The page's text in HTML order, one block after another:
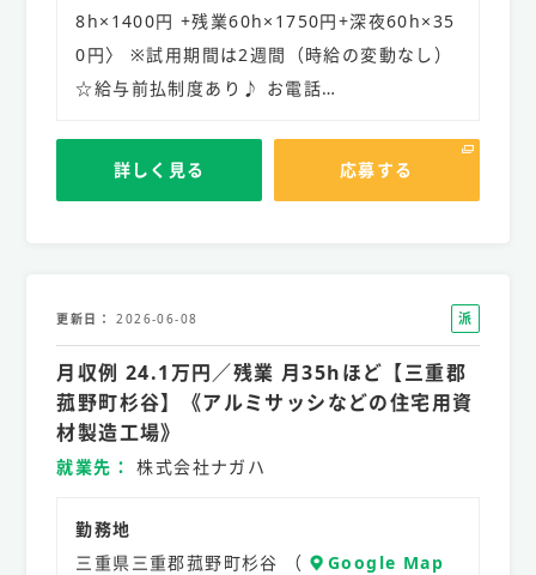
8h×1400円 +残業60h×1750円+深夜60h×35
0円〉 ※試用期間は2週間（時給の変動なし）
☆給与前払制度あり♪ お電話…
詳しく見る 応募する
更新日 2026-06-08
派
遣
社
員
月収例 24.1万円／残業 月35hほど【三重郡
菰野町杉谷】《アルミサッシなどの住宅用資
材製造工場》
就業先 株式会社ナガハ
勤務地
三重県三重郡菰野町杉谷 （
Google Map